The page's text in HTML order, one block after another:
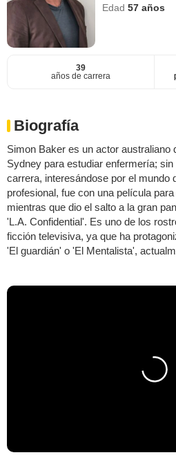
Edad57 años
39
años de carrera
Biografía
Simon Baker es un actor australiano
Sydney para estudiar enfermería;
carrera, interesándose por el mundo
profesional, fue con una película
mientras que dio el salto a la gran
'L.A. Confidential'. Es uno de los
ficción televisiva, ya que ha
'El guardián' o 'El Mentalista',